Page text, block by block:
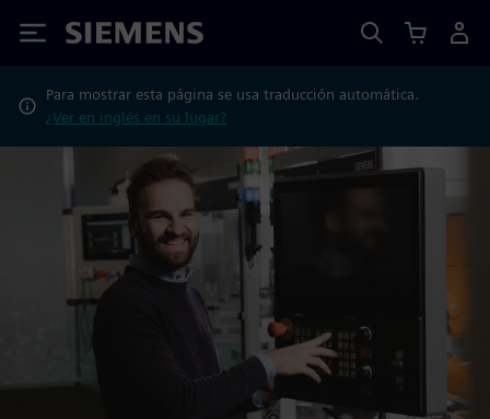
Siemens
Para mostrar esta página se usa traducción automática.
¿Ver en inglés en su lugar?